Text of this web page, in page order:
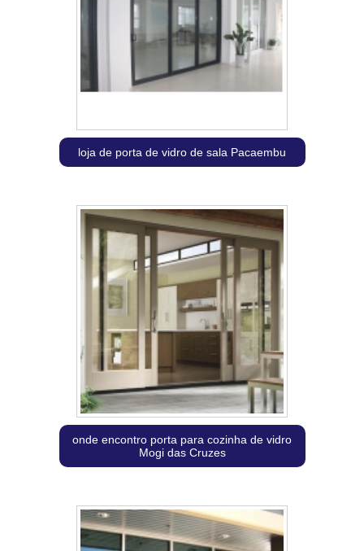
loja de porta de vidro de sala Pacaembu
onde encontro porta para cozinha de vidro
Mogi das Cruzes